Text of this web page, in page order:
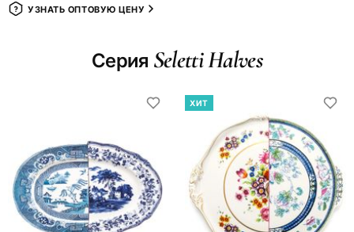
УЗНАТЬ ОПТОВУЮ ЦЕНУ
Серия Seletti Halves
ХИТ